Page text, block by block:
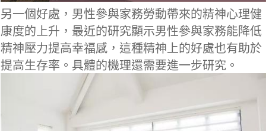
另一個好處，男性參與家務勞動帶來的精神心理健
康度的上升，最近的研究顯示男性參與家務能降低
精神壓力提高幸福感，這種精神上的好處也有助於
提高生存率。具體的機理還需要進一步研究。